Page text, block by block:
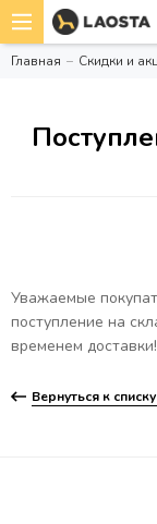
Главная Скидки и
Уважаемые
поступление на
временем доставки!
Вернуться к